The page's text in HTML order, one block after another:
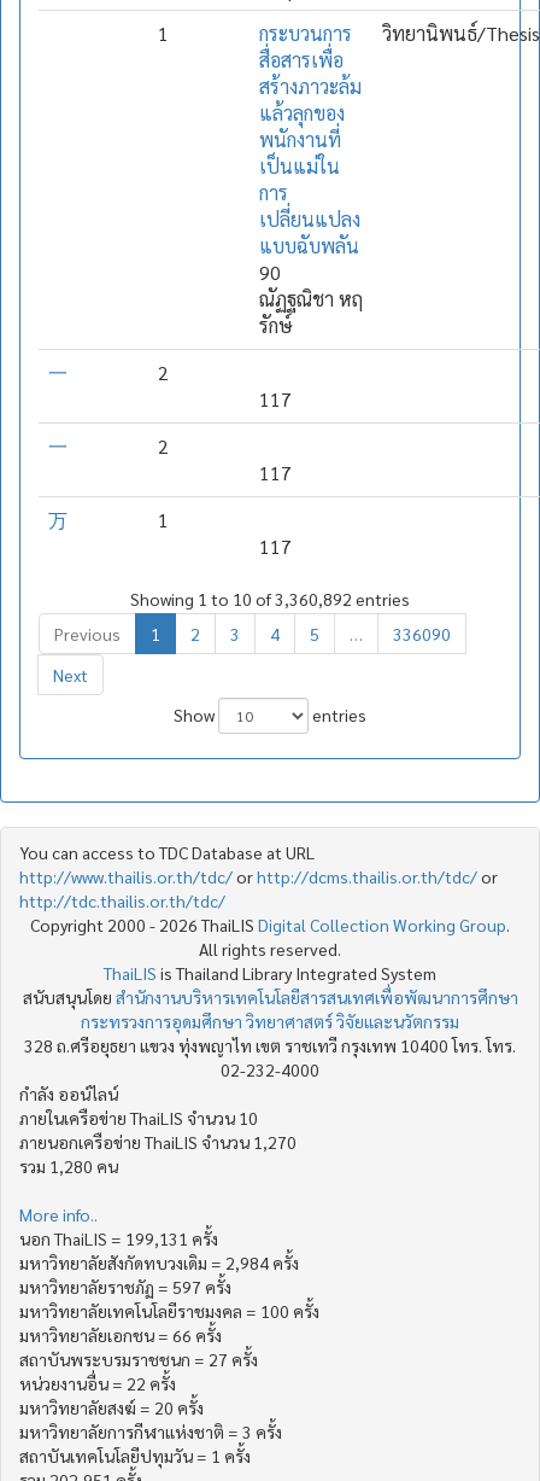
1
กระบวนการ
สื่อสารเพื่อ
สร้างภาวะล้ม
แล้วลุกของ
พนักงานที่
เป็นแม่ใน
การ
เปลี่ยนแปลง
แบบฉับพลัน
90
ณัฏฐณิชา หฤ
รักษ์
วิทยานิพนธ์/Thesis
一
2
117
一
2
117
万
1
117
Showing 1 to 10 of 3,360,892 entries
Previous
1 2 3 4 5 …
336090
Next
Show
entries
You can access to TDC Database at URL
http://www.thailis.or.th/tdc/orhttp://dcms.thailis.or.th/tdc/or
http://tdc.thailis.or.th/tdc/
Copyright 2000 - 2026 ThaiLIS Digital Collection Working Group.
All rights reserved.
ThaiLIS is Thailand Library Integrated System
สนับสนุนโดย สำนักงานบริหารเทคโนโลยีสารสนเทศเพื่อพัฒนาการศึกษา
กระทรวงการอุดมศึกษา วิทยาศาสตร์ วิจัยและนวัตกรรม
328 ถ.ศรีอยุธยา แขวง ทุ่งพญาไท เขต ราชเทวี กรุงเทพ 10400 โทร. โทร.
02-232-4000
กำลัง ออน์ไลน์
ภายในเครือข่าย ThaiLIS จำนวน 10
ภายนอกเครือข่าย ThaiLIS จำนวน 1,270
รวม 1,280 คน
More info..
นอก ThaiLIS = 199,131 ครั้ง
มหาวิทยาลัยสังกัดทบวงเดิม = 2,984 ครั้ง
มหาวิทยาลัยราชภัฏ = 597 ครั้ง
มหาวิทยาลัยเทคโนโลยีราชมงคล = 100 ครั้ง
มหาวิทยาลัยเอกชน = 66 ครั้ง
สถาบันพระบรมราชชนก = 27 ครั้ง
หน่วยงานอื่น = 22 ครั้ง
มหาวิทยาลัยสงฆ์ = 20 ครั้ง
มหาวิทยาลัยการกีฬาแห่งชาติ = 3 ครั้ง
สถาบันเทคโนโลยีปทุมวัน = 1 ครั้ง